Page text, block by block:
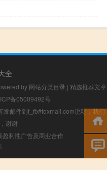
全
by 网站分类目录 | 精选推荐文章
备05009492号
发邮件到f_fb#foxmail.com说明，我们
谢谢
利性广告及商业合作